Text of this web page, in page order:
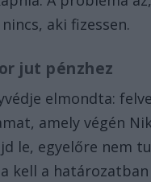
aki fizessen.
jut pénzhez
elmondta:
amely végén
le, egyelőre nem
kell a